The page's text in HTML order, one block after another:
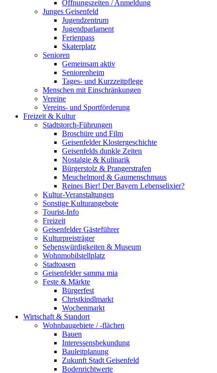
Öffnungszeiten / Anmeldung
Junges Geisenfeld
Jugendzentrum
Jugendparlament
Ferienpass
Skaterplatz
Senioren
Gemeinsam aktiv
Seniorenheim
Tages- und Kurzzeitpflege
Menschen mit Einschränkungen
Vereine
Vereins- und Sportförderung
Freizeit & Kultur
Stadtstorch-Führungen
Broschüre und Film
Geisenfelder Klostergeschichte
Geisenfelds dunkle Zeiten
Nostalgie & Kulinarik
Bürgerstolz & Prangerstrafen
Meuchelmord & Gaumenschmaus
Reines Bier! Der Bayern Lebenselixier?
Kultur-Veranstaltungen
Sonstige Kulturangebote
Tourist-Info
Freizeit
Geisenfelder Gästeführer
Kulturpreisträger
Sehenswürdigkeiten & Museum
Wohnmobilstellplatz
Stadtoasen
Geisenfelder samma mia
Feste & Märkte
Bürgerfest
Christkindlmarkt
Wochenmarkt
Wirtschaft & Standort
Wohnbaugebiete / -flächen
Bauen
Interessensbekundung
Bauleitplanung
Zukunft Stadt Geisenfeld
Bodenrichtwerte